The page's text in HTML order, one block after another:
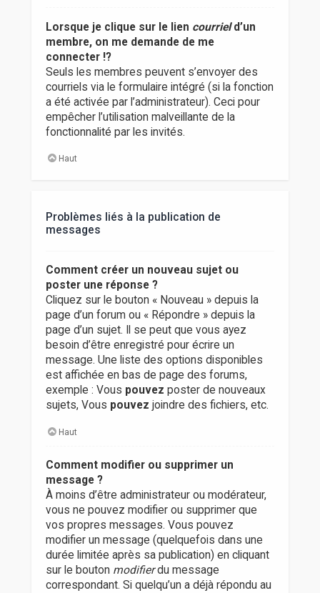
Lorsque je clique sur le lien courrield’un
membre, on me demande de me
connecter !?
Seuls les membres peuvent s’envoyer des
courriels via le formulaire intégré (si la fonction
a été activée par l’administrateur). Ceci pour
empêcher l’utilisation malveillante de la
fonctionnalité par les invités.
Haut
Problèmes liés à la publication de
messages
Comment créer un nouveau sujet ou
poster une réponse ?
Cliquez sur le bouton « Nouveau » depuis la
page d’un forum ou « Répondre » depuis la
page d’un sujet. Il se peut que vous ayez
besoin d’être enregistré pour écrire un
message. Une liste des options disponibles
est affichée en bas de page des forums,
exemple : Vous pouvez poster de nouveaux
sujets, Vous pouvez joindre des fichiers, etc.
Haut
Comment modifier ou supprimer un
message ?
À moins d’être administrateur ou modérateur,
vous ne pouvez modifier ou supprimer que
vos propres messages. Vous pouvez
modifier un message (quelquefois dans une
durée limitée après sa publication) en cliquant
sur le bouton modifierdu message
correspondant. Si quelqu’un a déjà répondu au